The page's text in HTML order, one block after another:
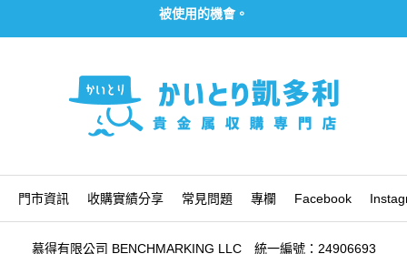
被使用的機會。
門市資訊 收購實績分享 常見問題 專欄 Facebook
慕得有限公司 BENCHMARKING LLC 統一編號：24906693